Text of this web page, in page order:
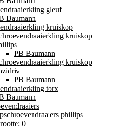
gleuf
Baumann
kruiskop
kruiskop
PB Baumann
kruiskop
PB Baumann
torx
Baumann
phillips
0